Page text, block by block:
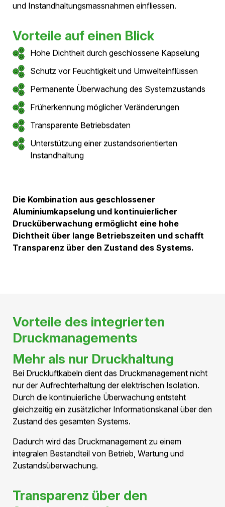
Da die Druckluft gleichzeitig als Isolationsmedium dient,
den Zustand des gesamten Systems. Veränderungen
können frühzeitig erkannt und bewertet werden.
Permanente Kontrolle des
Betriebszustands
Der Betriebsdruck wird kontinuierlich überwacht und
dokumentiert.
Dadurch entsteht ein transparentes Bild über den
Zustand der Leitung während der gesamten
ermöglicht das Druckmanagement eine laufende
Zustandsbewertung im Betrieb.
Früherkennung möglicher
Veränderungen
Auswirkungen auf den Betrieb haben.
Dies unterstützt eine zustandsorientierte Wartung und
erhöht die Transparenz über die gesamte Infrastruktur.
Druck als zusätzlicher
Informationskanal
Der Systemdruck dient nicht nur der elektrischen
Isolation, sondern gleichzeitig als Diagnoseinstrument.
Dadurch wird das Druckmanagement zu einem
integralen Bestandteil des Gesamtsystems und liefert
wertvolle Informationen für Betrieb, Wartung und